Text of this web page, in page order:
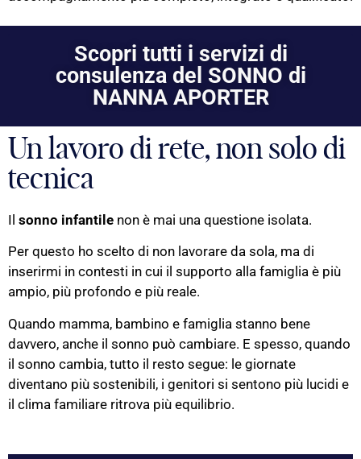
Scopri tutti i servizi di
consulenza del SONNO di
NANNA APORTER
Un lavoro di rete, non solo di
tecnica
Il sonno infantile non è mai una questione isolata.
Per questo ho scelto di non lavorare da sola, ma di
inserirmi in contesti in cui il supporto alla famiglia è più
ampio, più profondo e più reale.
Quando mamma, bambino e famiglia stanno bene
davvero, anche il sonno può cambiare. E spesso, quando
il sonno cambia, tutto il resto segue: le giornate
diventano più sostenibili, i genitori si sentono più lucidi e
il clima familiare ritrova più equilibrio.